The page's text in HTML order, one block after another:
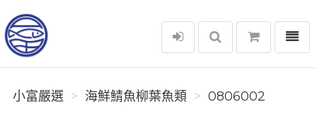
小富嚴選
選單
小富嚴選 海鮮鯖魚柳葉魚類 0806002